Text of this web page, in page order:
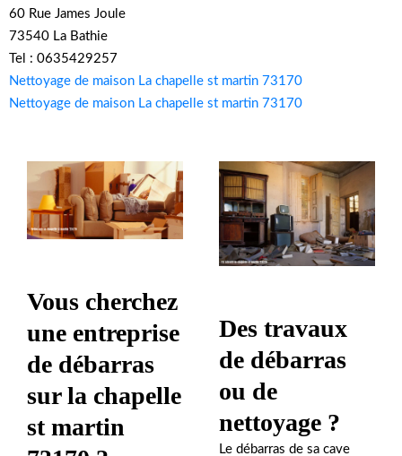
60 Rue James Joule
73540 La Bathie
Tel : 0635429257
Nettoyage de maison La chapelle st martin 73170
Nettoyage de maison La chapelle st martin 73170
Vous cherchez
une entreprise
de débarras
sur la chapelle
st martin
Des travaux
de débarras
ou de
nettoyage ?
Le débarras de sa cave